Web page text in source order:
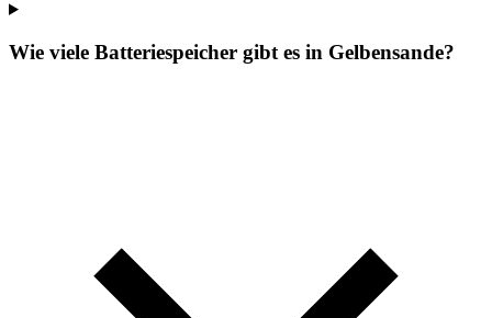
Wie viele Batteriespeicher gibt es in Gelbensande?